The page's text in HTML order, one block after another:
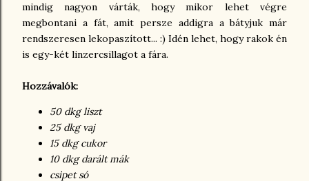
mindig nagyon várták, hogy mikor lehet végre
megbontani a fát, amit persze addigra a bátyjuk már
rendszeresen lekopaszított... :) Idén lehet, hogy rakok én
is egy-két linzercsillagot a fára.
Hozzávalók:
50 dkg liszt
25 dkg vaj
15 dkg cukor
10 dkg darált mák
csipet só